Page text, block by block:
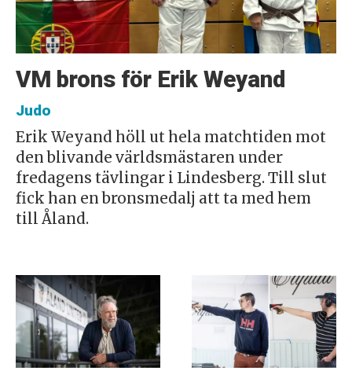
VM brons för Erik Weyand
Judo
Erik Weyand höll ut hela matchtiden mot
den blivande världsmästaren under
fredagens tävlingar i Lindesberg. Till slut
fick han en bronsmedalj att ta med hem
till Åland.